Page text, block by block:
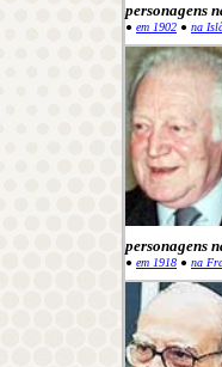
personagens
● em 1902 ● na
personagens
● em 1918 ● na